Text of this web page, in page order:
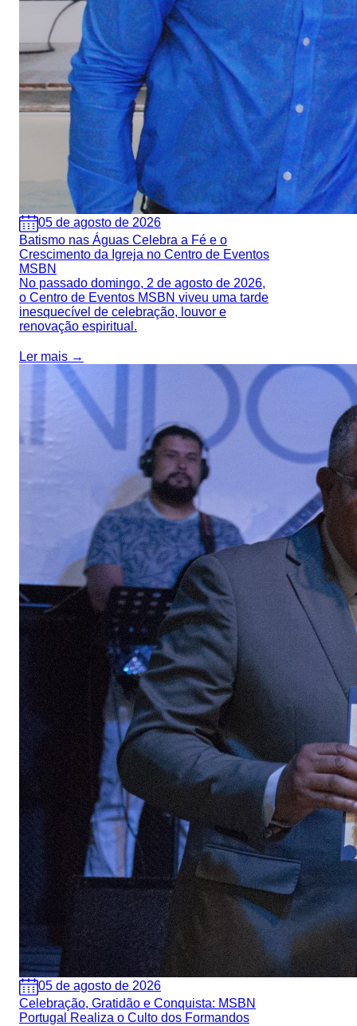
05 de agosto de 2026
Batismo nas Águas Celebra a Fé e o
Crescimento da Igreja no Centro de Eventos
MSBN
No passado domingo, 2 de agosto de 2026,
o Centro de Eventos MSBN viveu uma tarde
inesquecível de celebração, louvor e
renovação espiritual.
Ler mais →
05 de agosto de 2026
Celebração, Gratidão e Conquista: MSBN
Portugal Realiza o Culto dos Formandos